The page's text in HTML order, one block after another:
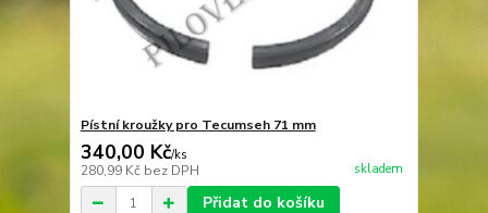
Pístní kroužky pro Tecumseh 71 mm
340,00 Kč/ks
280,99 Kč bez DPH skladem
Přidat do košíku